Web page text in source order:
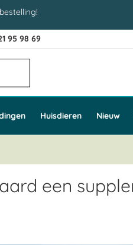
95 98 69
Huisdieren Nieuw
een